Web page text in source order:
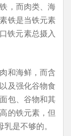
，而肉类、海
铁是当铁元素
铁元素总摄入
和海鲜，而含
及强化谷物食
包、谷物和其
的铁元素，但
是不够的。